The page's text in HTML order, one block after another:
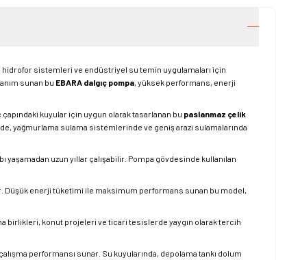
hidrofor sistemleri ve endüstriyel su temin uygulamaları için
sunan bu EBARA dalgıç pompa , yüksek performans, enerji
kuyular için uygun olarak tasarlanan bu paslanmaz çelik
yağmurlama sulama sistemlerinde ve geniş arazi sulamalarında
yaşamadan uzun yıllar çalışabilir. Pompa gövdesinde kullanılan
enerji tüketimi ile maksimum performans sunan bu model,
birlikleri, konut projeleri ve ticari tesislerde yaygın olarak tercih
performansı sunar. Su kuyularında, depolama tankı dolum